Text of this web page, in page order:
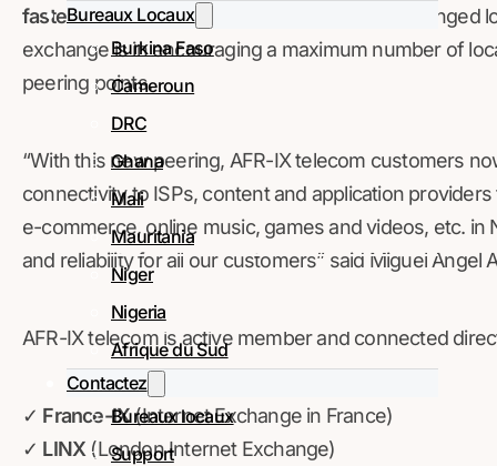
Bureaux Locaux
Burkina Faso
Cameroun
DRC
Ghana
Mali
Mauritania
Niger
Nigeria
Afrique du Sud
Contactez
Bureaux locaux
Support
faster access to local content
as traffic is exchanged
exchange is in encouraging a maximum number of
peering points.
“With this new peering, AFR-IX telecom customers
connectivity to ISPs, content and application
e-commerce, online music, games and videos, etc. in
and reliability for all our customers” said Miguel Angel
AFR-IX telecom is active member and connected
✓ France-IX(Internet Exchange in France)
✓ LINX (London Internet Exchange)